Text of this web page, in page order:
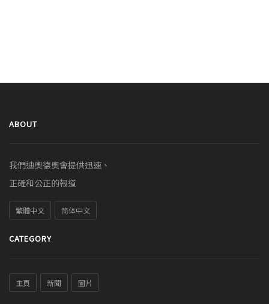
ABOUT
我們迪奧德奧會提供迅速、
正確和公正的報道
繁體中文 简体中文
CATEGORY
主頁 新聞 圖片